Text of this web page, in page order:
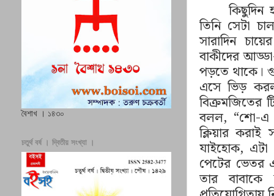
কিছুদিন
তিনি সেটা
সারাদিন
বাকীদের
পড়তে থাকে।
এসে ভিড়
বিক্রমজিতের
বলল, “শো-এ
ক্লিয়ার
যাইহোক, এটা
পেটের ভেতর
তার বাবাকে
বৈশাখ । ১৪৩০
চতুর্থ বর্ষ । দ্বিতীয় সংখ্যা ।